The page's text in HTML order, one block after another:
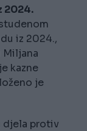
2024.
iz 2024.,
kazne
je
djela protiv